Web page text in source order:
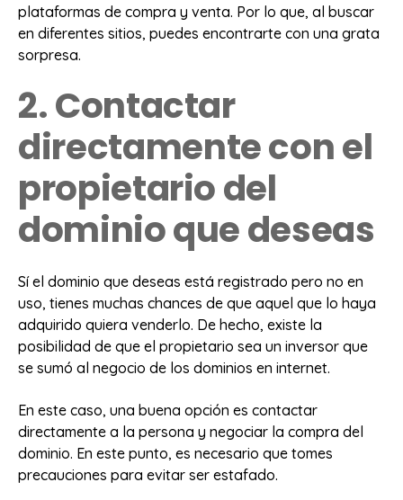
plataformas de compra y venta. Por lo que, al buscar
en diferentes sitios, puedes encontrarte con una grata
sorpresa.
2. Contactar
directamente con el
propietario del
dominio que deseas
Sí el dominio que deseas está registrado pero no en
uso, tienes muchas chances de que aquel que lo haya
adquirido quiera venderlo. De hecho, existe la
posibilidad de que el propietario sea un inversor que
se sumó al negocio de los dominios en internet.
En este caso, una buena opción es contactar
directamente a la persona y negociar la compra del
dominio. En este punto, es necesario que tomes
precauciones para evitar ser estafado.